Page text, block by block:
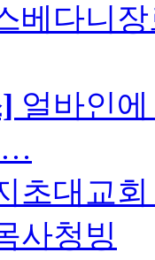
베다니
얼바인
…
초대교
사청빙